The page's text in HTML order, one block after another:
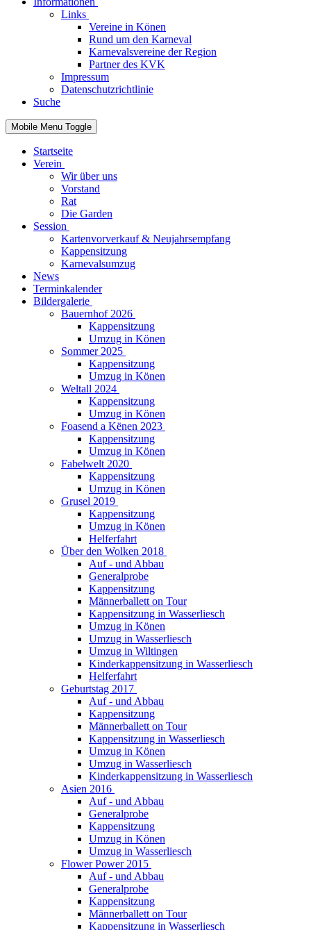
Links
Vereine in Könen
Rund um den Karneval
Karnevalsvereine der Region
Partner des KVK
Impressum
Datenschutzrichtlinie
Suche
Mobile Menu Toggle
Startseite
Verein
Wir über uns
Vorstand
Rat
Die Garden
Session
Kartenvorverkauf & Neujahrsempfang
Kappensitzung
Karnevalsumzug
News
Terminkalender
Bildergalerie
Bauernhof 2026
Kappensitzung
Umzug in Könen
Sommer 2025
Kappensitzung
Umzug in Könen
Weltall 2024
Kappensitzung
Umzug in Könen
Foasend a Kënen 2023
Kappensitzung
Umzug in Könen
Fabelwelt 2020
Kappensitzung
Umzug in Könen
Grusel 2019
Kappensitzung
Umzug in Könen
Helferfahrt
Über den Wolken 2018
Auf - und Abbau
Generalprobe
Kappensitzung
Männerballett on Tour
Kappensitzung in Wasserliesch
Umzug in Könen
Umzug in Wasserliesch
Umzug in Wiltingen
Kinderkappensitzung in Wasserliesch
Helferfahrt
Geburtstag 2017
Auf - und Abbau
Kappensitzung
Männerballett on Tour
Kappensitzung in Wasserliesch
Umzug in Könen
Umzug in Wasserliesch
Kinderkappensitzung in Wasserliesch
Asien 2016
Auf - und Abbau
Generalprobe
Kappensitzung
Umzug in Könen
Umzug in Wasserliesch
Flower Power 2015
Auf - und Abbau
Generalprobe
Kappensitzung
Männerballett on Tour
Kappensitzung in Wasserliesch